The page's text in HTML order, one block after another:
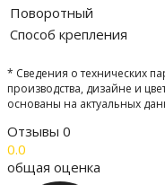
Поворотный
Способ крепления
* Сведения о технических
производства, дизайне и
основаны на актуальных
Отзывы 0
0.0
общая оценка